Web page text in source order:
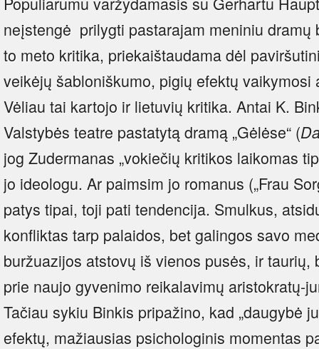
neįstengė prilygti pastarajam meniniu dramų
to meto kritika, priekaištaudama dėl
veikėjų šabloniškumo, pigių efektų
Vėliau tai kartojo ir lietuvių kritika. Antai K.
Valstybės teatre pastatytą dramą „Gėlėse“ (
jog Zudermanas „vokiečių kritikos laikomas
jo ideologu. Ar paimsim jo romanus („Frau
patys tipai, toji pati tendencija. Smulkus,
konfliktas tarp palaidos, bet galingos savo
buržuazijos atstovų iš vienos pusės, ir
prie naujo gyvenimo reikalavimų aristokratų-
Tačiau sykiu Binkis pripažino, kad „daugybė
efektų, mažiausias psichologinis momentas